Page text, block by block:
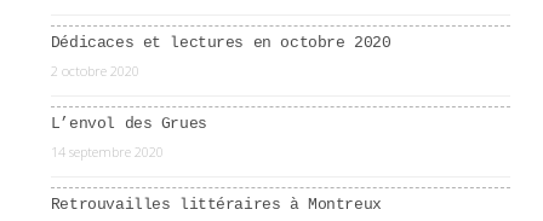
Dédicaces et lectures en octobre 2020
2 octobre 2020
L’envol des Grues
14 septembre 2020
Retrouvailles littéraires à Montreux